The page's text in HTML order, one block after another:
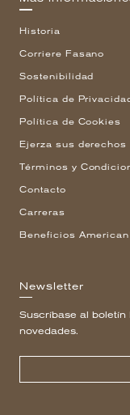
Historia
Corriere Fasano
Sostenibilidad
Política de
Política de Cookies
Ejerza sus derechos
Términos y
Contacto
Carreras
Beneficios
Newsletter
Suscríbase al
novedades.